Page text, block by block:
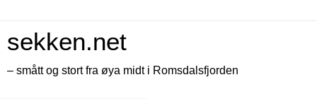
sekken.net
– smått og stort fra øya midt i Romsdalsfjorden